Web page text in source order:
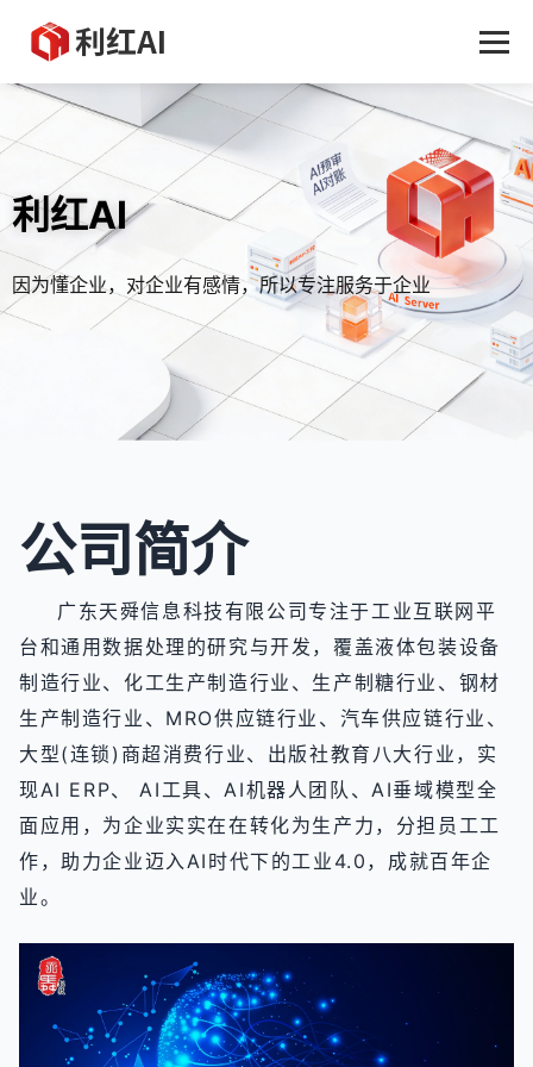
利红AI
因为懂企业，对企业有感情，所以专注服务于企业
公司简介
广东天舜信息科技有限公司专注于工业互联网平
台和通用数据处理的研究与开发，覆盖液体包装设备
制造行业、化工生产制造行业、生产制糖行业、钢材
生产制造行业、MRO供应链行业、汽车供应链行业、
大型(连锁)商超消费行业、出版社教育八大行业，实
现AI ERP、 AI工具、AI机器人团队、AI垂域模型全
面应用，为企业实实在在转化为生产力，分担员工工
作，助力企业迈入AI时代下的工业4.0，成就百年企
业。